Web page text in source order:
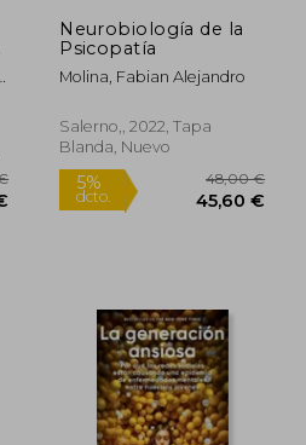
Neurobiología de la
Psicopatía
Molina, Fabian Alejandro
Salerno,, 2022, Tapa
Blanda, Nuevo